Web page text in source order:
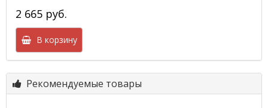
2 665 руб.
В корзину
Рекомендуемые товары